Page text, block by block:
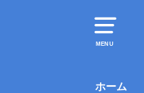
MENU
ホーム